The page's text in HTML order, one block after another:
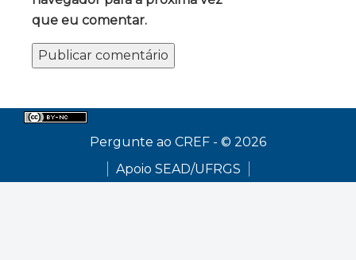
que eu comentar.
Pergunte ao CREF - © 2026
Apoio SEAD/UFRGS